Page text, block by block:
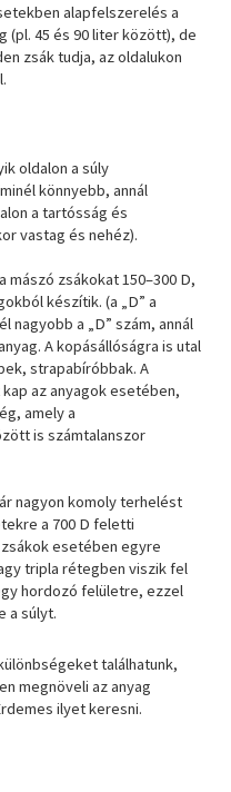
alapfelszerelés a
45 és 90 liter között), de
zsák tudja, az oldalukon
oldalon a súly
könnyebb, annál
a tartósság és
vastag és nehéz).
mászó zsákokat 150–300 D,
készítik. (a „D” a
nagyobb a „D” szám, annál
A kopásállóságra is utal
strapabíróbbak. A
az anyagok esetében,
amely a
is számtalanszor
nagyon komoly terhelést
a 700 D feletti
esetében egyre
tripla rétegben viszik fel
hordozó felületre, ezzel
a súlyt.
találhatunk,
megnöveli az anyag
ilyet keresni.